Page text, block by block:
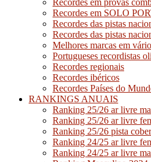
Recordes em SOLO
Recordes das pistas
Recordes das pistas
Melhores marcas em
Portugueses recordistas
Recordes regionais
Recordes ibéricos
Recordes Países do
RANKINGS ANUAIS
Ranking 25/26 ar livre
Ranking 25/26 ar livre
Ranking 25/26 pista
Ranking 24/25 ar livre
Ranking 24/25 ar livre